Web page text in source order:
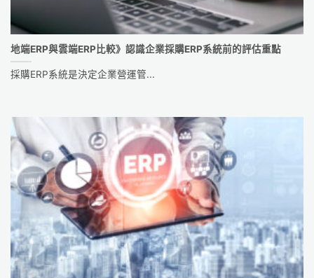
地端ERP與雲端ERP比較》認識企業採購ERP系統前的評估重點
採購ERP系統是決定企業營運管...